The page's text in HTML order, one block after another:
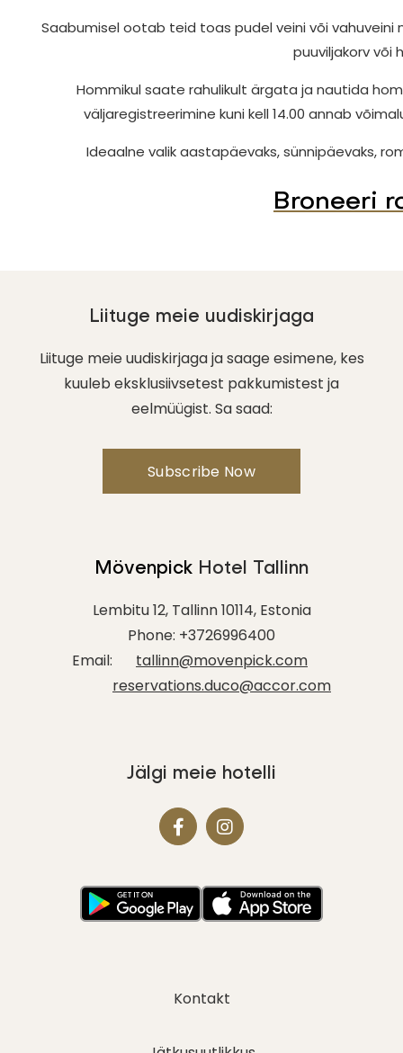
Saabumisel ootab teid toas pudel veini või vahuveini
puuviljakorv või
Hommikul saate rahulikult ärgata ja nautida
väljaregistreerimine kuni kell 14.00 annab
Ideaalne valik aastapäevaks, sünnipäevaks,
Broneeri
Kontakt
Liituge meie uudiskirjaga
Liituge meie uudiskirjaga ja saage esimene, kes
kuuleb eksklusiivsetest pakkumistest ja
eelmüügist. Sa saad:
Mövenpick Hotel Tallinn
Lembitu 12, Tallinn 10114, Estonia
Phone: +3726996400
Email:
tallinn@movenpick.com
reservations.duco@accor.com
Jälgi meie hotelli